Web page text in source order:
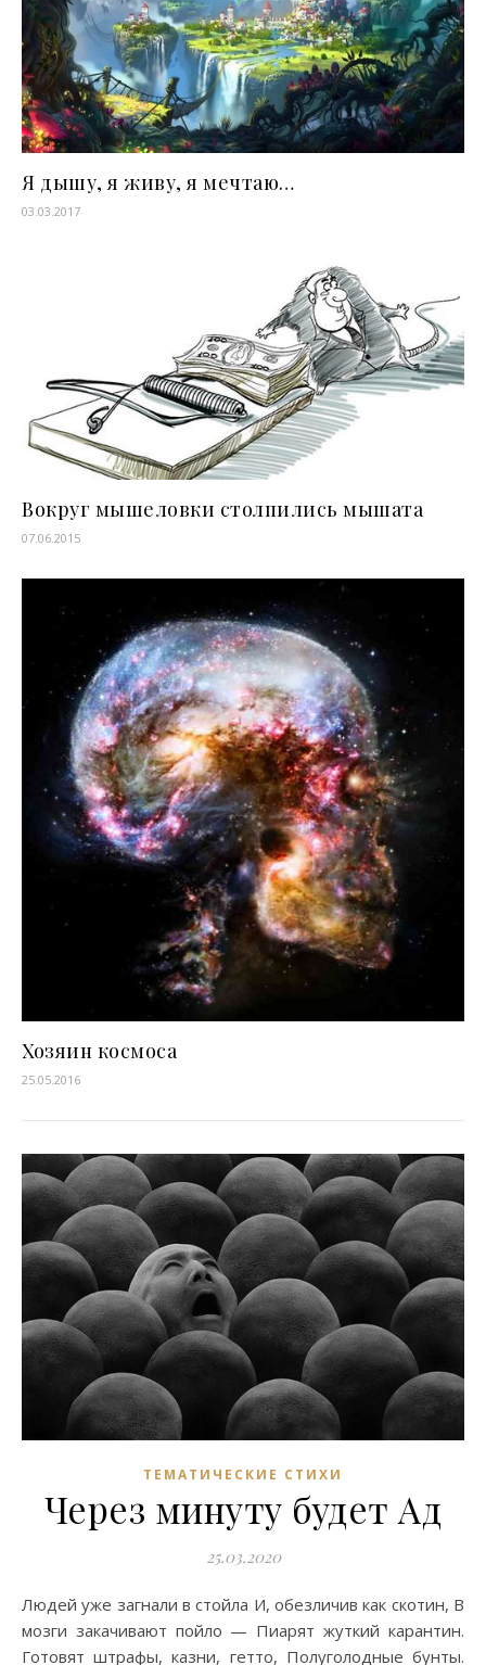
Я дышу, я живу, я мечтаю…
03.03.2017
Вокруг мышеловки столпились мышата
07.06.2015
Хозяин космоса
25.05.2016
ТЕМАТИЧЕСКИЕ СТИХИ
Через минуту будет Ад
25.03.2020
Людей уже загнали в стойла И, обезличив как скотин, В
мозги закачивают пойло — Пиарят жуткий карантин.
Готовят штрафы, казни, гетто, Полуголодные бунты.